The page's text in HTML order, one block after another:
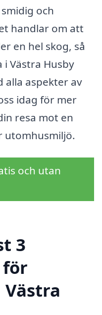
och
handlar om att
en hel skog, så
Västra Husby
alla aspekter av
idag för mer
resa mot en
utomhusmiljö.
och utan
3